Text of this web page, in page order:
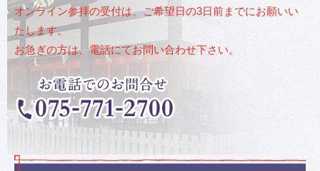
オンライン参拝の受付は、ご希望日の3日前までにお願いい
たします。
お急ぎの方は、電話にてお問い合わせ下さい。